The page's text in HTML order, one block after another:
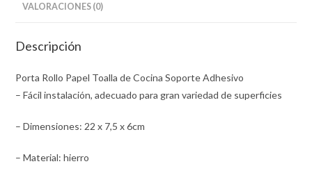
VALORACIONES (0)
Descripción
Porta Rollo Papel Toalla de Cocina Soporte Adhesivo
– Fácil instalación, adecuado para gran variedad de superficies
– Dimensiones: 22 x 7,5 x 6cm
– Material: hierro